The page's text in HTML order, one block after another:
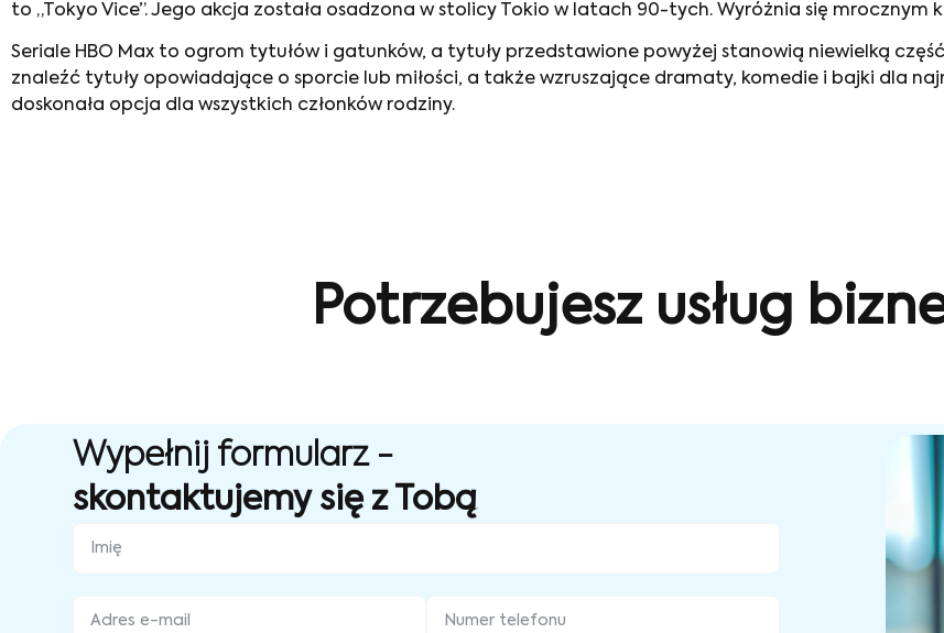
to „Tokyo Vice”. Jego akcja została osadzona w stolicy Tokio w latach 90-tych. Wyróżnia się
Seriale HBO Max to ogrom tytułów i gatunków, a tytuły przedstawione powyżej stanowią niewielką
znaleźć tytuły opowiadające o sporcie lub miłości, a także wzruszające dramaty, komedie i bajki dla
doskonała opcja dla wszystkich członków rodziny.
Potrzebujesz usług
Wypełnij formularz -
skontaktujemy się z Tobą